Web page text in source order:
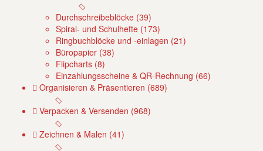
Durchschreibeblöcke (39)
Spiral- und Schulhefte (173)
Ringbuchblöcke und -einlagen (21)
Büropapier (38)
Flipcharts (8)
Einzahlungsscheine & QR-Rechnung (66)
Organisieren & Präsentieren (689)
Verpacken & Versenden (968)
Zeichnen & Malen (41)